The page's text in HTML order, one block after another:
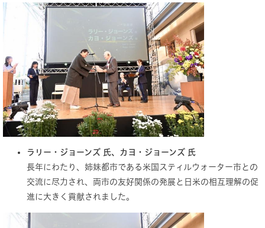
ラリー・ジョーンズ 氏、カヨ・ジョーンズ 氏
長年にわたり、姉妹都市である米国スティルウォーター市との
交流に尽力され、両市の友好関係の発展と日米の相互理解の促
進に大きく貢献されました。